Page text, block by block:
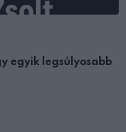
egyik legsúlyosabb